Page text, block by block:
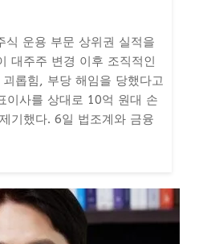
식 운용 부문 상위권 실적을
대주주 변경 이후 조직적인
롭힘, 부당 해임을 당했다고
이사를 상대로 10억 원대 손
기했다. 6일 법조계와 금융